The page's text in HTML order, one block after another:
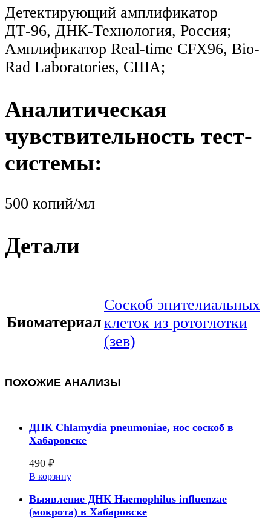
Детектирующий амплификатор
ДТ-96, ДНК-Технология, Россия;
Амплификатор Real-time CFX96, Bio-
Rad Laboratories, США;
Аналитическая
чувствительность тест-
системы:
500 копий/мл
Детали
Биоматериал
Соскоб эпителиальных
клеток из ротоглотки
(зев)
ПОХОЖИЕ АНАЛИЗЫ
ДНК Chlamydia pneumoniae, нос соскоб в
Хабаровске
490 ₽
В корзину
Выявление ДНК Haemophilus influenzae
(мокрота) в Хабаровске